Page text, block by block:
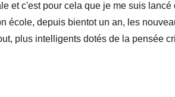
et c'est pour cela que je me suis lancé
école, depuis bientot un an, les
plus intelligents dotés de la pensée